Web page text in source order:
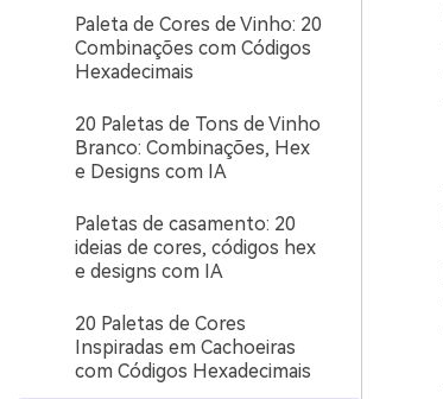
Paleta de Cores de Vinho: 20
Combinações com Códigos
Hexadecimais
20 Paletas de Tons de Vinho
Branco: Combinações, Hex
e Designs com IA
Paletas de casamento: 20
ideias de cores, códigos hex
e designs com IA
20 Paletas de Cores
Inspiradas em Cachoeiras
com Códigos Hexadecimais